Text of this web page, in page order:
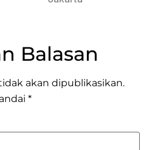
Balasan
akan dipublikasikan.
*